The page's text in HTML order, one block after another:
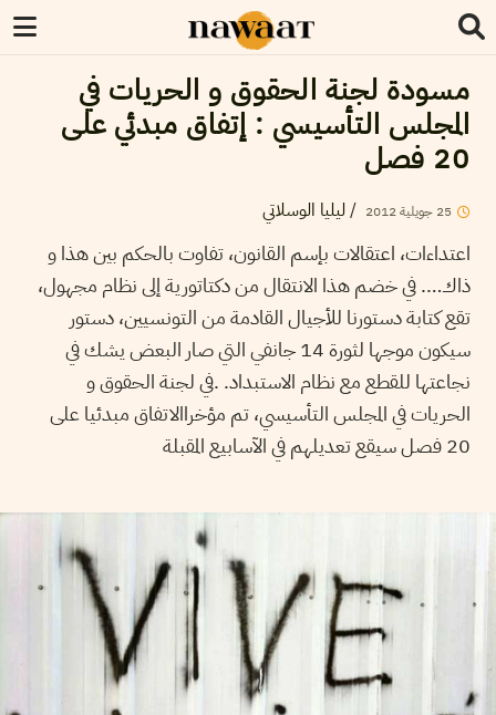
مسودة لجنة الحقوق و الحريات في
المجلس التأسيسي : إتفاق مبدئي على
20 فصل
25 جويلية2012
/ليليا الوسلاتي
اعتداءات، اعتقالات بإسم القانون، تفاوت بالحكم بين هذا و
ذاك…. في خضم هذا الانتقال من دكتاتورية إلى نظام مجهول،
تقع كتابة دستورنا للأجيال القادمة من التونسيين، دستور
سيكون موجها لثورة 14 جانفي التي صار البعض يشك في
نجاعتها للقطع مع نظام الاستبداد. .في لجنة الحقوق و
الحريات في المجلس التأسيسي، تم مؤخراالاتفاق مبدئيا على
20 فصل سيقع تعديلهم في الآسابيع المقبلة